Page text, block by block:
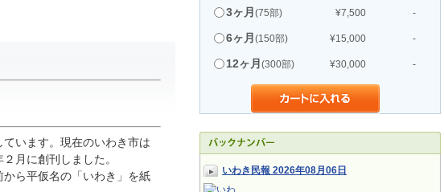
3ヶ月 (75部) ¥7,500 -
6ヶ月 (150部) ¥15,000 -
12ヶ月 (300部) ¥30,000 -
いわき民報 2026年08月06日
います。現在のいわき市は
月に創刊しました。
ら平仮名の「いわき」を紙